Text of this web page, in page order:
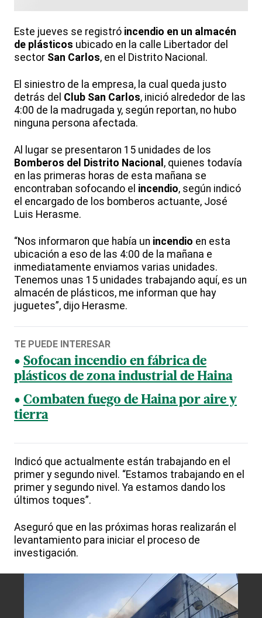
Este jueves se registró incendio en un almacén
de plásticos ubicado en la calle Libertador del
sector San Carlos, en el Distrito Nacional.
El siniestro de la empresa, la cual queda justo
detrás del Club San Carlos, inició alrededor de las
4:00 de la madrugada y, según reportan, no hubo
ninguna persona afectada.
Al lugar se presentaron 15 unidades de los
Bomberos del Distrito Nacional , quienes todavía
en las primeras horas de esta mañana se
encontraban sofocando el incendio, según indicó
el encargado de los bomberos actuante, José
Luis Herasme.
“Nos informaron que había un incendio en esta
ubicación a eso de las 4:00 de la mañana e
inmediatamente enviamos varias unidades.
Tenemos unas 15 unidades trabajando aquí, es un
almacén de plásticos, me informan que hay
juguetes”, dijo Herasme.
TE PUEDE INTERESAR
Sofocan incendio en fábrica de
plásticos de zona industrial de Haina
Combaten fuego de Haina por aire y
tierra
Indicó que actualmente están trabajando en el
primer y segundo nivel. “Estamos trabajando en el
primer y segundo nivel. Ya estamos dando los
últimos toques”.
Aseguró que en las próximas horas realizarán el
levantamiento para iniciar el proceso de
investigación.